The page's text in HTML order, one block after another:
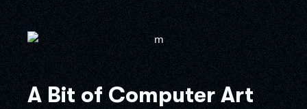
A Bit of Computer Art